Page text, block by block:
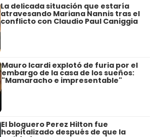
La delicada situación que estaría
atravesando Mariana Nannis tras el
conflicto con Claudio Paul Caniggia
Mauro Icardi explotó de furia por el
embargo de la casa de los sueños:
"Mamaracho e impresentable"
El bloguero Perez Hilton fue
hospitalizado después de que la